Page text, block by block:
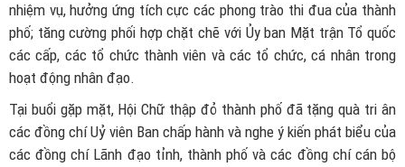
nhiệm vụ, hưởng ứng tích cực các phong trào thi đua của thành
phố; tăng cường phối hợp chặt chẽ với Ủy ban Mặt trận Tổ quốc
các cấp, các tổ chức thành viên và các tổ chức, cá nhân trong
hoạt động nhân đạo.
Tại buổi gặp mặt, Hội Chữ thập đỏ thành phố đã tặng quà tri ân
các đồng chí Uỷ viên Ban chấp hành và nghe ý kiến phát biểu của
các đồng chí Lãnh đạo tỉnh, thành phố và các đồng chí cán bộ